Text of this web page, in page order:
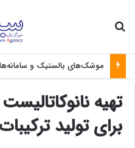
تهیه
برای تولید